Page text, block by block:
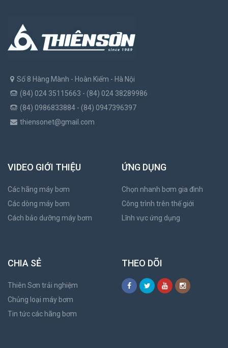
Số 8 Hàng Mành - Hoàn Kiếm - Hà Nội
(84) 024 35115663 - (84) 024 38289986
(84) 0986833884 - (84) 0947396397
thiensonet@gmail.com
VIDEO GIỚI THIỆU
Các hãng máy bơm
Các dòng máy bơm
Cách bảo dưỡng máy bơm
ỨNG DỤNG
Chọn nhanh bơm gia đình
Công trình trên thế giới
Lĩnh vực ứng dụng
CHIA SẺ
Thiên Sơn trải nghiệm
Chủng loại máy bơm
Tin tức các hãng bơm
THEO DÕI